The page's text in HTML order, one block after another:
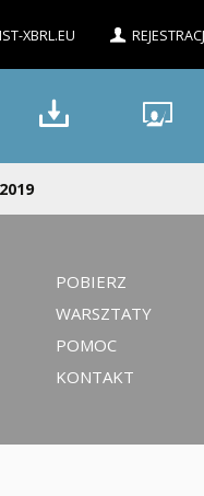
XBRL.EU
POBIERZ
WARSZTATY
POMOC
KONTAKT